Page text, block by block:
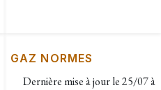
GAZ NORMES
Dernière mise à jour le25/07 à